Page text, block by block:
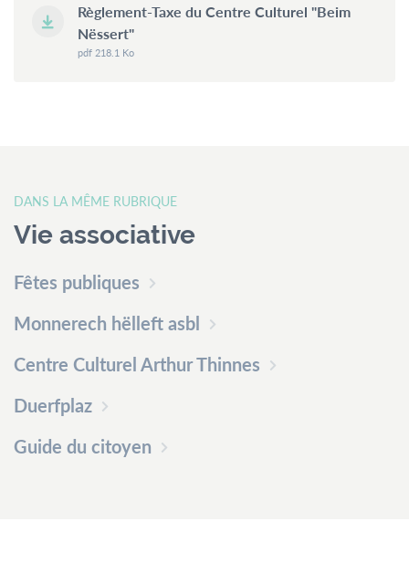
Règlement-Taxe du Centre Culturel "Beim
Nëssert"
pdf 218.1 Ko
DANS LA MÊME RUBRIQUE
Vie associative
Fêtes publiques
Monnerech hëlleft asbl
Centre Culturel Arthur Thinnes
Duerfplaz
Guide du citoyen